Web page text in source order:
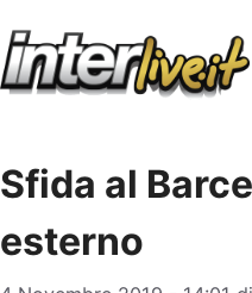
Sfida al
esterno